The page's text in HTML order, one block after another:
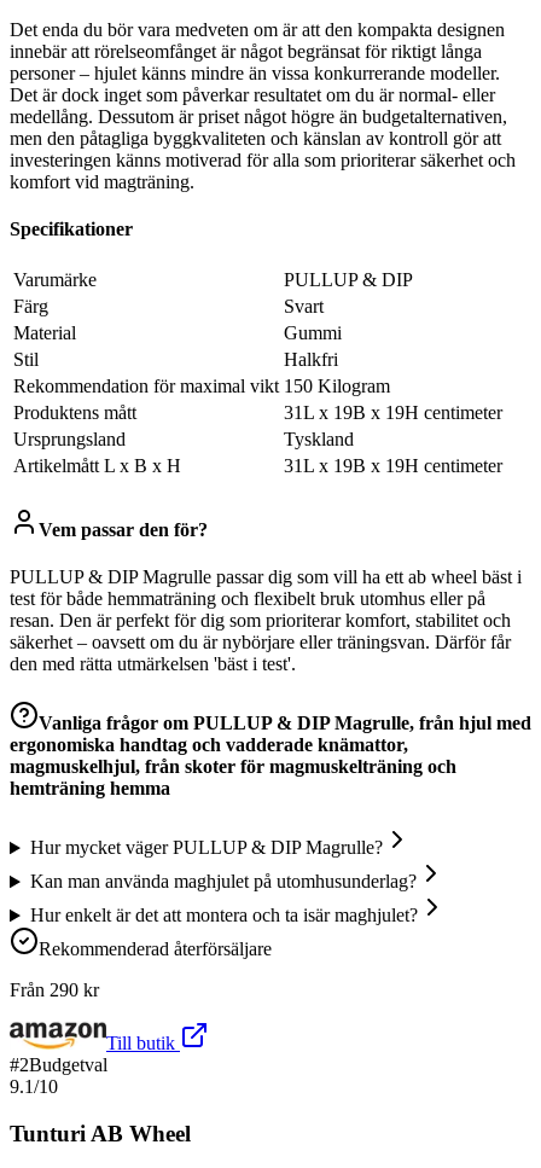
Det enda du bör vara medveten om är att den kompakta designen
innebär att rörelseomfånget är något begränsat för riktigt långa
personer – hjulet känns mindre än vissa konkurrerande modeller.
Det är dock inget som påverkar resultatet om du är normal- eller
medellång. Dessutom är priset något högre än budgetalternativen,
men den påtagliga byggkvaliteten och känslan av kontroll gör att
investeringen känns motiverad för alla som prioriterar säkerhet och
komfort vid magträning.
Specifikationer
Varumärke
PULLUP & DIP
Färg
Svart
Material
Gummi
Stil
Halkfri
Rekommendation för maximal vikt 150 Kilogram
Produktens mått
31L x 19B x 19H centimeter
Ursprungsland
Tyskland
Artikelmått L x B x H
31L x 19B x 19H centimeter
Vem passar den för?
PULLUP & DIP Magrulle passar dig som vill ha ett ab wheel bäst i
test för både hemmaträning och flexibelt bruk utomhus eller på
resan. Den är perfekt för dig som prioriterar komfort, stabilitet och
säkerhet – oavsett om du är nybörjare eller träningsvan. Därför får
den med rätta utmärkelsen 'bäst i test'.
Vanliga frågor om PULLUP & DIP Magrulle, från hjul med
ergonomiska handtag och vadderade knämattor,
magmuskelhjul, från skoter för magmuskelträning och
hemträning hemma
Hur mycket väger PULLUP & DIP Magrulle?
Kan man använda maghjulet på utomhusunderlag?
Hur enkelt är det att montera och ta isär maghjulet?
Rekommenderad återförsäljare
Från 290 kr
Till butik
#2Budgetval
9.1/10
Tunturi AB Wheel